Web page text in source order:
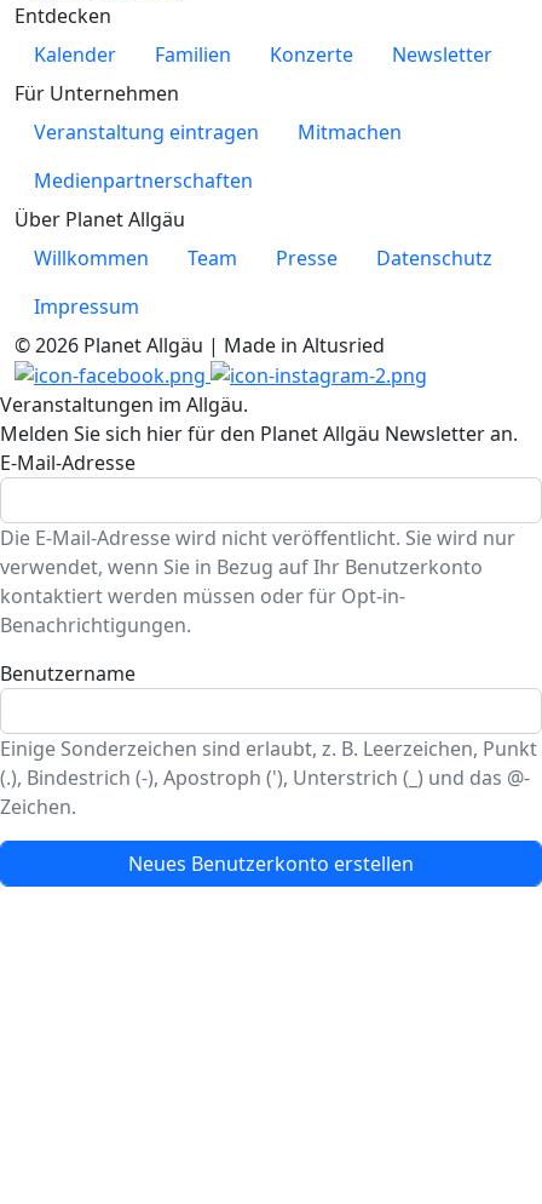
Entdecken
Kalender
Familien Konzerte
Newsletter
Für Unternehmen
Veranstaltung eintragen
Mitmachen
Medienpartnerschaften
Über Planet Allgäu
Willkommen
Team Presse
Datenschutz
Impressum
© 2026 Planet Allgäu | Made in Altusried
Veranstaltungen im Allgäu.
Melden Sie sich hier für den Planet Allgäu Newsletter an.
E-Mail-Adresse
Die E-Mail-Adresse wird nicht veröffentlicht. Sie wird nur
verwendet, wenn Sie in Bezug auf Ihr Benutzerkonto
kontaktiert werden müssen oder für Opt-in-
Benachrichtigungen.
Benutzername
Einige Sonderzeichen sind erlaubt, z. B. Leerzeichen, Punkt
(.), Bindestrich (-), Apostroph ('), Unterstrich (_) und das @-
Zeichen.